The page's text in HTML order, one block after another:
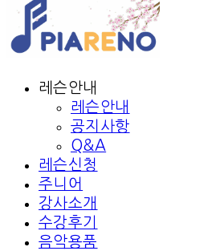
레슨안내
레슨안내
공지사항
Q&A
레슨신청
주니어
강사소개
수강후기
음악용품